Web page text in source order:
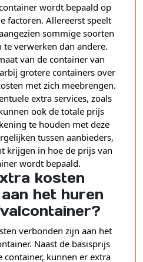
wordt bepaald op
factoren. Allereerst speelt
sommige soorten
verwerken dan andere.
van de container van
grotere containers over
met zich meebrengen.
extra services, zoals
ook de totale prijs
te houden met deze
tussen aanbieders,
krijgen in hoe de prijs van
wordt bepaald.
kosten
het huren
verbonden zijn aan het
Naast de basisprijs
kunnen er extra